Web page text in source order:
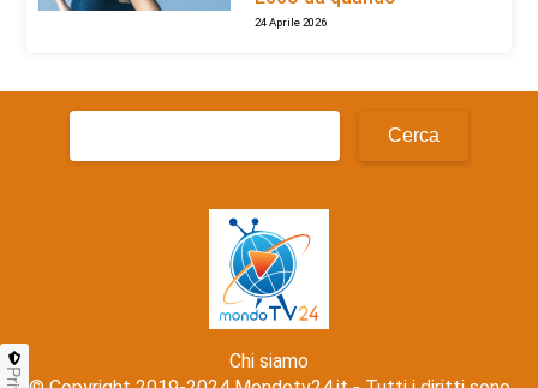
24 Aprile 2026
Ricerca
Chi siamo